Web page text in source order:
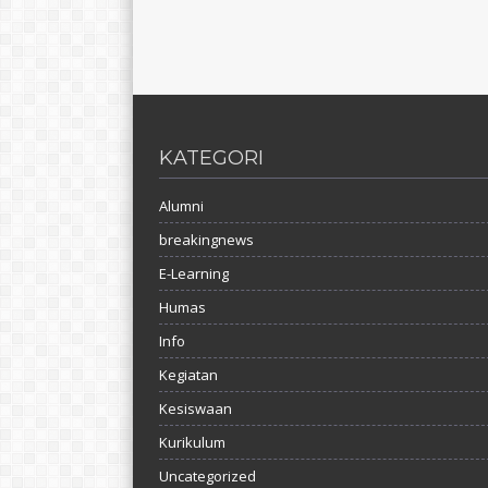
KATEGORI
Alumni
breakingnews
E-Learning
Humas
Info
Kegiatan
Kesiswaan
Kurikulum
Uncategorized